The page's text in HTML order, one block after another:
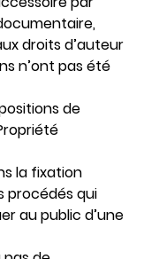
droits d’auteur
n’ont pas été
de
la fixation
procédés qui
au public d’une